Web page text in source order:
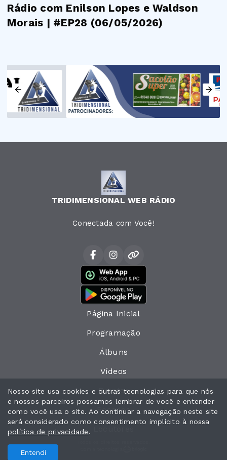
Rádio com Enilson Lopes e Waldson
Morais | #EP28 (06/05/2026)
TRIDIMENSIONAL WEB RÁDIO
Conectada com Você!
Página Inicial
Programação
Álbuns
Vídeos
Eventos
Recados
Nosso site usa cookies e outras tecnologias para que nós
e nossos parceiros possamos lembrar de você e entender
como você usa o site. Ao continuar a navegação neste site
será considerado como consentimento implícito à nossa
política de privacidade.
Entendi